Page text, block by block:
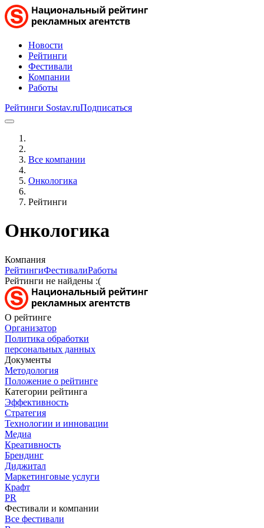
Новости
Рейтинги
Фестивали
Компании
Работы
Рейтинги Sostav.ruПодписаться
Все компании
Онкологика
Рейтинги
Онкологика
Компания
РейтингиФестивалиРаботы
Рейтинги не найдены :(
О рейтинге
Организатор
Политика обработки
персональных данных
Документы
Методология
Положение о рейтинге
Категории рейтинга
Эффективность
Стратегия
Технологии и инновации
Медиа
Креативность
Брендинг
Диджитал
Маркетинговые услуги
Крафт
PR
Фестивали и компании
Все фестивали